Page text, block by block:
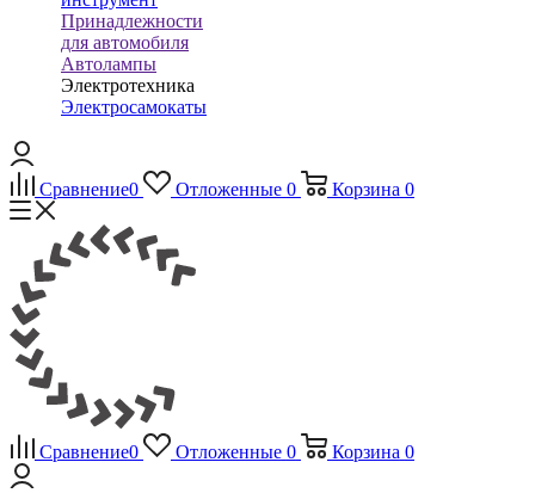
Принадлежности
для автомобиля
Автолампы
Электротехника
Электросамокаты
Сравнение0 Отложенные 0 Корзина 0
Сравнение0 Отложенные 0 Корзина 0